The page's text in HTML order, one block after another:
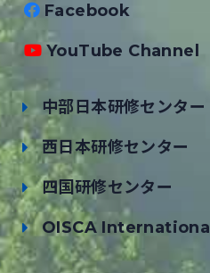
Facebook
YouTube Channel
中部日本研修センター
西日本研修センター
四国研修センター
OISCA International